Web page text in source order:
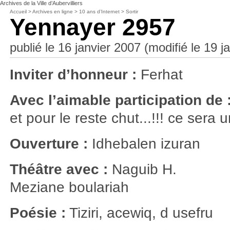
Archives de la Ville d’Aubervilliers
Accueil >Archives en ligne > 10 ans d’Internet >Sortir
Yennayer 2957
publié le 16 janvier 2007 (modifié le 19
Inviter d’honneur : Ferhat
Avec l’aimable participation de
et pour le reste chut...!!! ce sera
Ouverture : Idhebalen izuran
Théâtre avec : Naguib H.
Meziane boulariah
Poésie : Tiziri, acewiq, d usefru